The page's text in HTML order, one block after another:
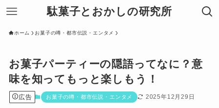
駄菓子とおかしの研究所
ホーム お菓子の噂・都市伝説・エンタメ
お菓子パーティーの隠語ってなに？意
味を知ってもっと楽しもう！
広告 お菓子の噂・都市伝説・エンタメ 2025年12月29日